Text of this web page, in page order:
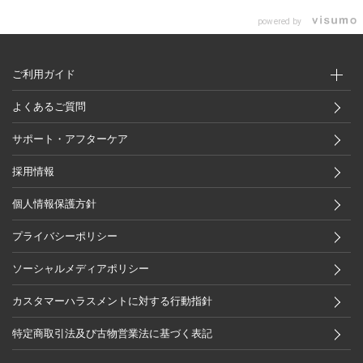
powered by
ご利用ガイド
よくあるご質問
サポート・アフターケア
採用情報
個人情報保護方針
プライバシーポリシー
ソーシャルメディアポリシー
カスタマーハラスメントに対する行動指針
特定商取引法及び古物営業法に基づく表記